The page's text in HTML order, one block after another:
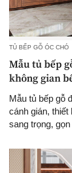
TỦ BẾP GỖ ÓC CHÓ
Mẫu tủ bếp
không gian
Mẫu tủ bếp gỗ
cánh gián,
sang trọng,